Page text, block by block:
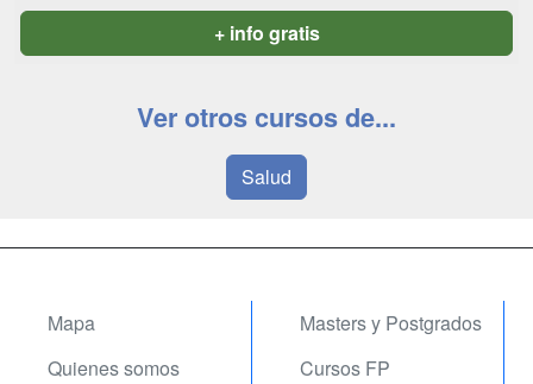
+ info gratis
Ver otros cursos de...
Salud
Mapa
Quienes somos
Masters y Postgrados
Cursos FP